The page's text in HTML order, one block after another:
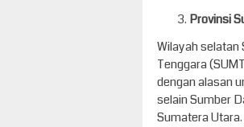
Provinsi
Wilayah selatan
Tenggara
dengan alasan
selain Sumber
Sumatera Utara.